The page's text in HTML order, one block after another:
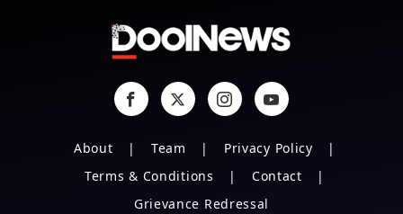
About Team
Privacy Policy
Terms & Conditions
Contact
Grievance Redressal